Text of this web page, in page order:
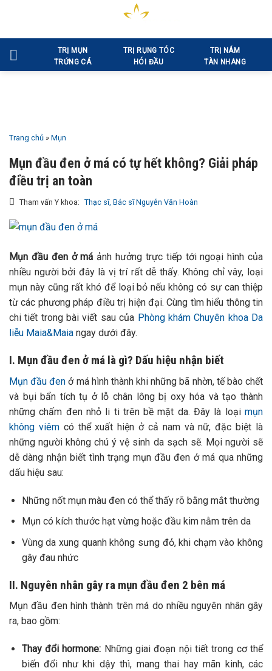
nội
dung
TRỊ MỤN
TRỨNG CÁ
TRỊ RỤNG TÓC
HÓI ĐẦU
TRỊ NÁM
TÀN NHANG
Trang chủ » Mụn
Mụn đầu đen ở má có tự hết không? Giải pháp
điều trị an toàn
Tham vấn Y khoa: Thạc sĩ, Bác sĩ Nguyễn Văn Hoàn
Mụn đầu đen ở má ảnh hưởng trực tiếp tới ngoại hình của
nhiều người bởi đây là vị trí rất dễ thấy. Không chỉ vây, loại
mụn này cũng rất khó để loại bỏ nếu không có sự can thiệp
từ các phương pháp điều trị hiện đại. Cùng tìm hiểu thông tin
chi tiết trong bài viết sau của Phòng khám Chuyên khoa Da
liễu Maia&Maia ngay dưới đây.
I. Mụn đầu đen ở má là gì? Dấu hiệu nhận biết
Mụn đầu đen ở má hình thành khi những bã nhờn, tế bào chết
và bụi bẩn tích tụ ở lỗ chân lông bị oxy hóa và tạo thành
những chấm đen nhỏ li ti trên bề mặt da. Đây là loại mụn
không viêmcó thể xuất hiện ở cả nam và nữ, đặc biệt là
những người không chú ý vệ sinh da sạch sẽ. Mọi người sẽ
dễ dàng nhận biết tình trạng mụn đầu đen ở má qua những
dấu hiệu sau:
Những nốt mụn màu đen có thể thấy rõ bằng mắt thường
Mụn có kích thước hạt vừng hoặc đầu kim nằm trên da
Vùng da xung quanh không sưng đỏ, khi chạm vào không
gây đau nhức
II. Nguyên nhân gây ra mụn đầu đen 2 bên má
Mụn đầu đen hình thành trên má do nhiều nguyên nhân gây
ra, bao gồm:
Thay đổi hormone: Những giai đoạn nội tiết trong cơ thể
biến đổi như khi dậy thì, mang thai hay mãn kinh, các